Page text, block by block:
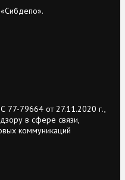
79664 от 27.11.2020 г.,
в сфере связи,
коммуникаций